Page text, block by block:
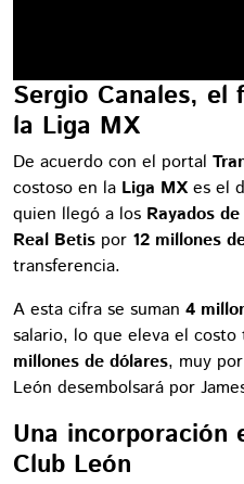
Sergio Canales, el
la Liga MX
De acuerdo con el portal
costoso en la Liga MX es el
quien llegó a los Rayados
Real Betis por 12 millones
transferencia.
A esta cifra se suman 4
salario, lo que eleva el
millones de dólares, muy
León desembolsará por
Una incorporación
Club León